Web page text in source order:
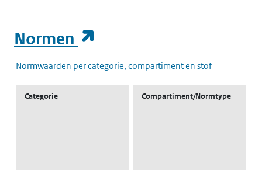
Normen
Normwaarden per categorie, compartiment en stof
Categorie Compartiment/Normtype